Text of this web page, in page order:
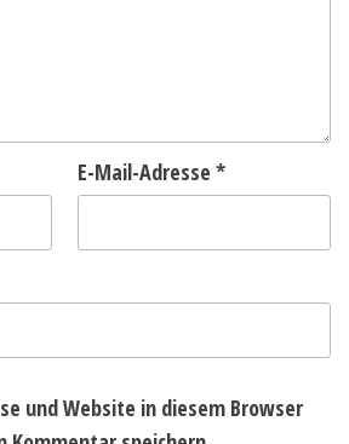
E-Mail-Adresse *
und Website in diesem Browser